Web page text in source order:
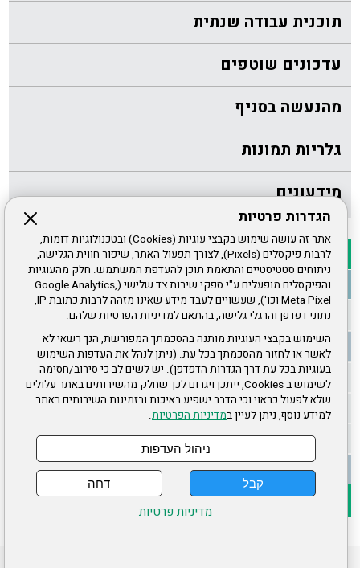
הגדרות פרטיות
אתר זה עושה שימוש בקבצי עוגיות (Cookies) ובטכנולוגיות דומות,
לרבות פיקסלים (Pixels), לצורך תפעול האתר, שיפור חווית הגלישה,
ניתוחים סטטיסטיים והתאמת תוכן להעדפת המשתמש. חלק מהעוגיות
והפיקסלים מופעלים ע"י ספקי שירות צד שלישי (Google Analytics,
Meta Pixel וכו'), שעשויים לעבד מידע שאינו מזהה לרבות כתובת IP,
נתוני דפדפן והרגלי גלישה, בהתאם למדיניות הפרטיות שלהם.
השימוש בקבצי העוגיות מותנה בהסכמתך המפורשת, הנך רשאי לא
לאשר או לחזור מהסכמתך בכל עת. (ניתן לנהל את העדפות השימוש
בעוגיות בכל עת דרך הגדרות הדפדפן). יש לשים לב כי סירוב/חסימה
לשימוש ב Cookies, ייתכן ויגרום לכך שחלק מהשירותים באתר עלולים
שלא לפעול כראוי וכי הדבר ישפיע באיכות ובזמינות השירותים באתר.
למידע נוסף, ניתן לעיין במדיניות הפרטיות.
קבל דחה
ניהול העדפות
מדיניות פרטיות
תוכנית עבודה שנתית
עדכונים שוטפים
מהנעשה בסניף
גלריות תמונות
מידעונים